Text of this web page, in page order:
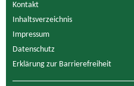
Kontakt
Inhaltsverzeichnis
Impressum
Datenschutz
Erklärung zur Barrierefreiheit